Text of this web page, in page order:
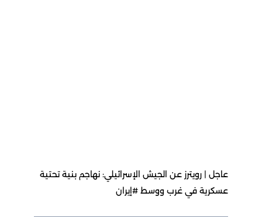
عاجل | رويترز عن الجيش الإسرائيلي: نهاجم بنية تحتية
عسكرية في غرب ووسط #إيران